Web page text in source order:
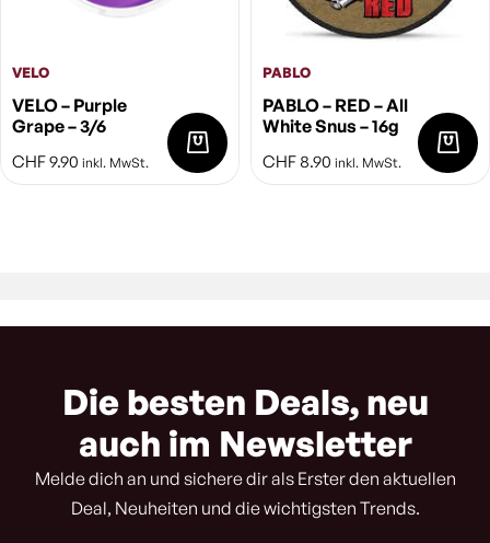
VELO
VELO – Purple
Grape – 3/6
CHF9.90 inkl. MwSt.
PABLO
PABLO – RED – All
White Snus – 16g
CHF 8.90 inkl. MwSt.
Die besten Deals, neu
auch im Newsletter
Melde dich an und sichere dir als Erster den aktuellen
Deal, Neuheiten und die wichtigsten Trends.